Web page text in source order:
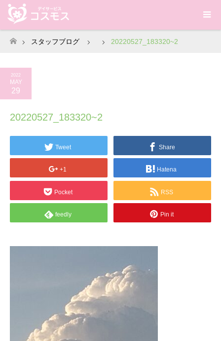
ホーム
スタッフブログ 20220527_183320~2
2022
MAY
29
20220527_183320~2
Tweet Share
+1 Hatena
Pocket RSS
feedly Pin it